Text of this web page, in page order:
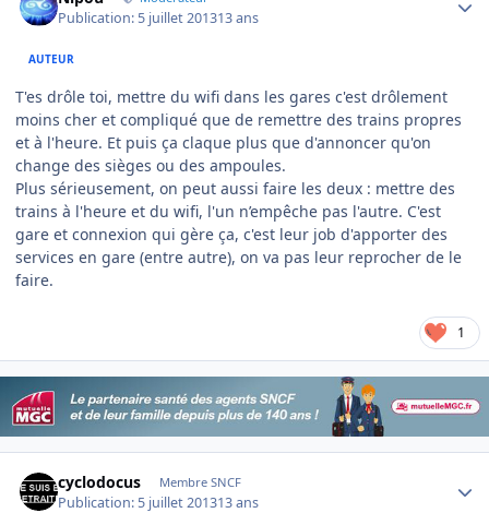
Publication: 5 juillet 201313 ans
AUTEUR
T'es drôle toi, mettre du wifi dans les gares c'est drôlement
moins cher et compliqué que de remettre des trains propres
et à l'heure. Et puis ça claque plus que d'annoncer qu'on
change des sièges ou des ampoules.
Plus sérieusement, on peut aussi faire les deux : mettre des
trains à l'heure et du wifi, l'un n’empêche pas l'autre. C'est
gare et connexion qui gère ça, c'est leur job d'apporter des
services en gare (entre autre), on va pas leur reprocher de le
faire.
1
cyclodocus Membre SNCF
Publication: 5 juillet 201313 ans